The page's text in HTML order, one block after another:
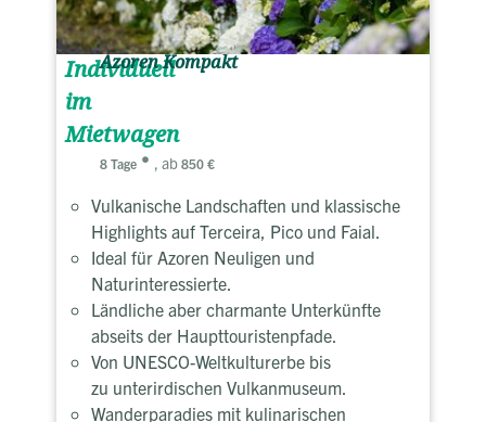
Individuell
im
Mietwagen
Azoren Kompakt
8 Tage , ab 850 €
Vulkanische Landschaften und klassische
Highlights auf Terceira, Pico und Faial.
Ideal für Azoren Neuligen und
Naturinteressierte.
Ländliche aber charmante Unterkünfte
abseits der Haupttouristenpfade.
Von UNESCO-Weltkulturerbe bis
zu unterirdischen Vulkanmuseum.
Wanderparadies mit kulinarischen